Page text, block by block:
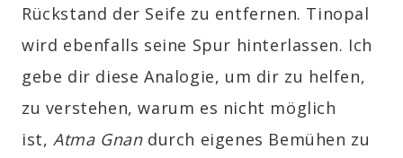
Rückstand der Seife zu entfernen. Tinopal
wird ebenfalls seine Spur hinterlassen. Ich
gebe dir diese Analogie, um dir zu helfen,
zu verstehen, warum es nicht möglich
ist, Atma Gnandurch eigenes Bemühen zu